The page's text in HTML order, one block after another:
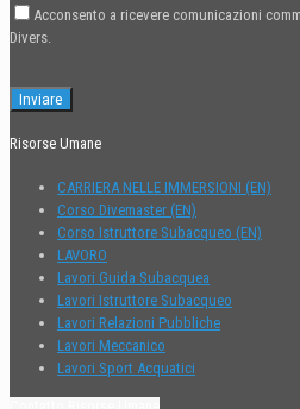
Acconsento a ricevere comunicazioni
Divers.
Risorse Umane
CARRIERA NELLE IMMERSIONI (EN)
Corso Divemaster (EN)
Corso Istruttore Subacqueo (EN)
LAVORO
Lavori Guida Subacquea
Lavori Istruttore Subacqueo
Lavori Relazioni Pubbliche
Lavori Meccanico
Lavori Sport Acquatici